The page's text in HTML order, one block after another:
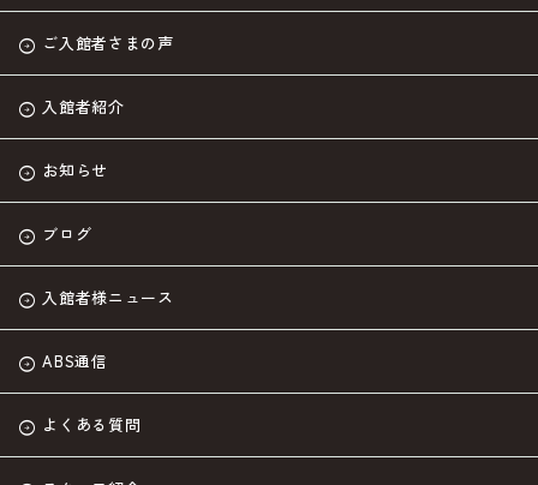
ご入館者さまの声
入館者紹介
お知らせ
ブログ
入館者様ニュース
ABS通信
よくある質問